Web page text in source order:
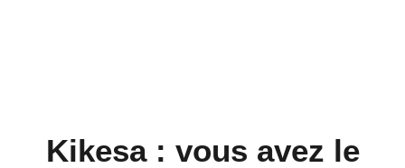
Kikesa : vous avez le